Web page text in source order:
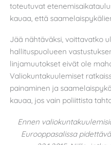
toteutuvat
kauaa, että
Jää nähtäväksi, voittavatko
hallituspuolueen
linjamuutokset eivät ole
Valiokuntakuulemiset
painaminen ja
kauaa, jos vain poliittista
Ennen
Eurooppasalissa